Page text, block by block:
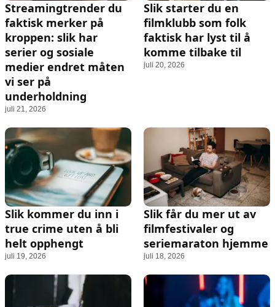
Streamingtrender du
faktisk merker på
kroppen: slik har
serier og sosiale
medier endret måten
vi ser på
underholdning
juli 21, 2026
Slik starter du en
filmklubb som folk
faktisk har lyst til å
komme tilbake til
juli 20, 2026
Slik kommer du inn i
true crime uten å bli
helt opphengt
juli 19, 2026
Slik får du mer ut av
filmfestivaler og
seriemaraton hjemme
juli 18, 2026